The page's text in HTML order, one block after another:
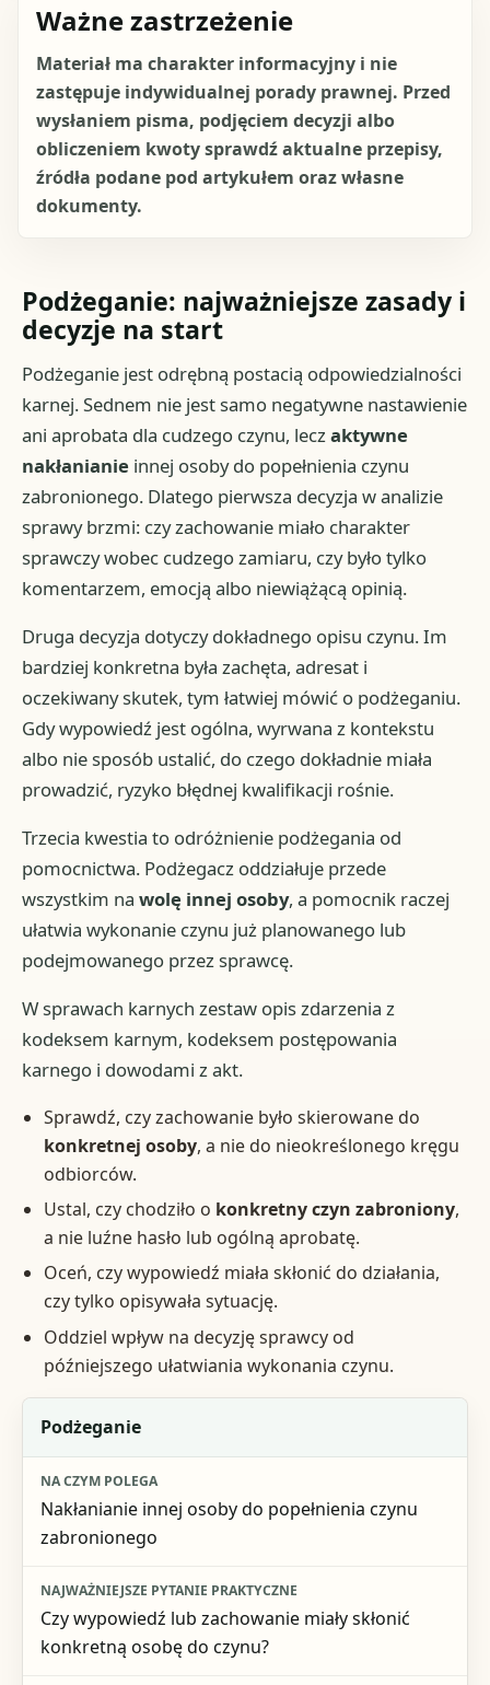
Ważne zastrzeżenie
Materiał ma charakter informacyjny i nie
zastępuje indywidualnej porady prawnej. Przed
wysłaniem pisma, podjęciem decyzji albo
obliczeniem kwoty sprawdź aktualne przepisy,
źródła podane pod artykułem oraz własne
dokumenty.
Podżeganie: najważniejsze zasady i
decyzje na start
Podżeganie jest odrębną postacią odpowiedzialności
karnej. Sednem nie jest samo negatywne nastawienie
ani aprobata dla cudzego czynu, leczaktywne
nakłanianie innej osoby do popełnienia czynu
zabronionego. Dlatego pierwsza decyzja w analizie
sprawy brzmi: czy zachowanie miało charakter
sprawczy wobec cudzego zamiaru, czy było tylko
komentarzem, emocją albo niewiążącą opinią.
Druga decyzja dotyczy dokładnego opisu czynu. Im
bardziej konkretna była zachęta, adresat i
oczekiwany skutek, tym łatwiej mówić o podżeganiu.
Gdy wypowiedź jest ogólna, wyrwana z kontekstu
albo nie sposób ustalić, do czego dokładnie miała
prowadzić, ryzyko błędnej kwalifikacji rośnie.
Trzecia kwestia to odróżnienie podżegania od
pomocnictwa. Podżegacz oddziałuje przede
wszystkim nawolę innej osoby, a pomocnik raczej
ułatwia wykonanie czynu już planowanego lub
podejmowanego przez sprawcę.
W sprawach karnych zestaw opis zdarzenia z
kodeksem karnym, kodeksem postępowania
karnego i dowodami z akt.
Sprawdź, czy zachowanie było skierowane do
konkretnej osoby, a nie do nieokreślonego kręgu
odbiorców.
Ustal, czy chodziło o konkretny czyn zabroniony,
a nie luźne hasło lub ogólną aprobatę.
Oceń, czy wypowiedź miała skłonić do działania,
czy tylko opisywała sytuację.
Oddziel wpływ na decyzję sprawcy od
późniejszego ułatwiania wykonania czynu.
Wariant
Na czym polega
Najważniejsze pytanie praktyczne
Podżeganie
Nakłanianie innej osoby do popełnienia czynu
zabronionego
Czy wypowiedź lub zachowanie miały skłonić
konkretną osobę do czynu?